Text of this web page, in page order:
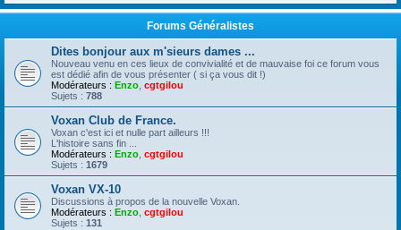
Forums Généralistes
Dites bonjour aux m'sieurs dames ...
Nouveau venu en ces lieux de convivialité et de mauvaise foi ce forum vous
est dédié afin de vous présenter ( si ça vous dit !)
Modérateurs : Enzo cgtgilou
Sujets : 788
Voxan Club de France.
Voxan c'est ici et nulle part ailleurs !!!
L'histoire sans fin ...
Modérateurs : Enzo cgtgilou
Sujets : 1679
Voxan VX-10
Discussions à propos de la nouvelle Voxan.
Modérateurs : Enzo cgtgilou
Sujets : 131